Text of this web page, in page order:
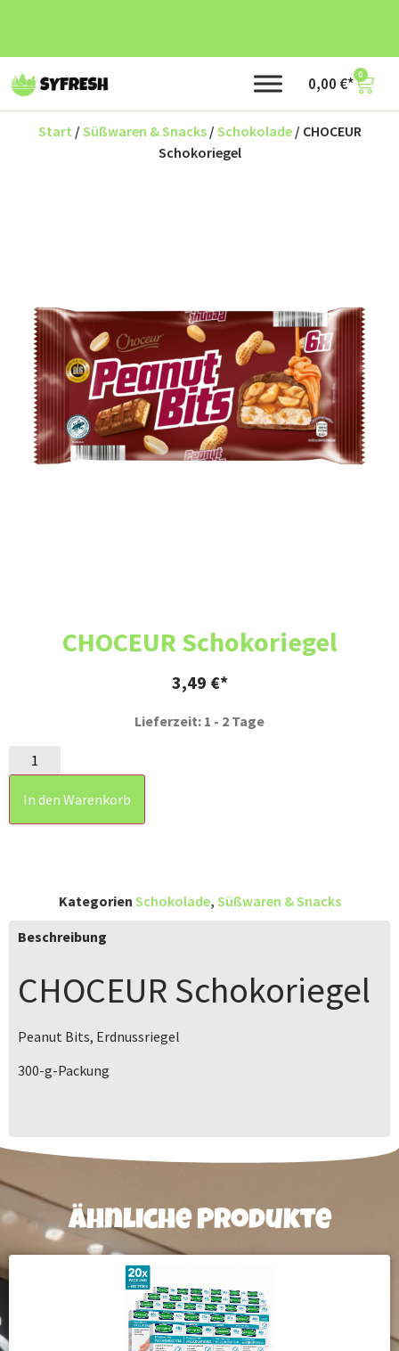
0,00 € 0
Start / Süßwaren & Snacks/ Schokolade/ CHOCEUR
Schokoriegel
CHOCEUR Schokoriegel
3,49 €
Lieferzeit: 1 - 2 Tage
In den Warenkorb
Kategorien Schokolade, Süßwaren & Snacks
Beschreibung
CHOCEUR Schokoriegel
Peanut Bits, Erdnussriegel
300-g-Packung
Ähnliche Produkte